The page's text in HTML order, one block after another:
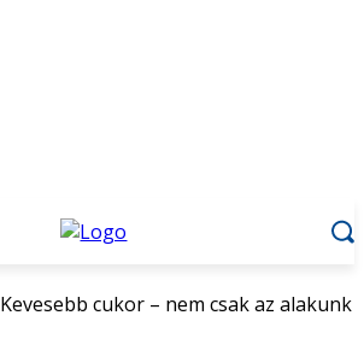
Kevesebb cukor – nem csak az alakunk